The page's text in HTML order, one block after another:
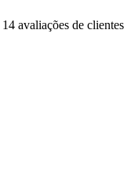
14 avaliações de clientes